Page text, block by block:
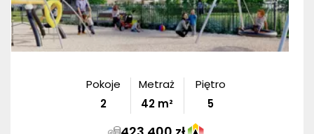
Pokoje
2
Metraż
42m²
Piętro
5